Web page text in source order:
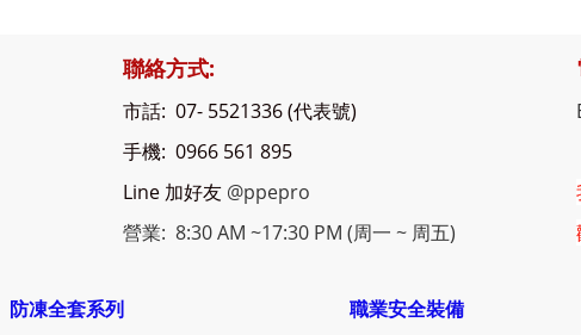
聯絡方式:
市話: 07- 5521336 (代表號)
手機: 0966 561 895
Line 加好友 @ppepro
營業: 8:30 AM ~17:30 PM (周一 ~ 周五)
防凍全套系列
職業安全裝備